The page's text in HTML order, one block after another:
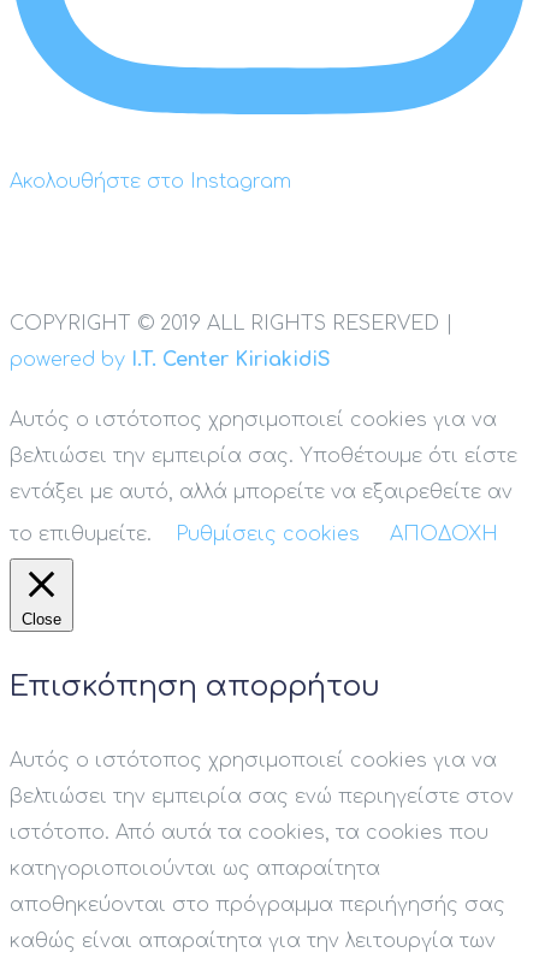
Ακολουθήστε στο Instagram
COPYRIGHT © 2019 ALL RIGHTS RESERVED |
powered by I.T. Center KiriakidiS
Αυτός ο ιστότοπος χρησιμοποιεί cookies για να
βελτιώσει την εμπειρία σας. Υποθέτουμε ότι είστε
εντάξει με αυτό, αλλά μπορείτε να εξαιρεθείτε αν
το επιθυμείτε.
Ρυθμίσεις cookies ΑΠΟΔΟΧΗ
Close
Επισκόπηση απορρήτου
Αυτός ο ιστότοπος χρησιμοποιεί cookies για να
βελτιώσει την εμπειρία σας ενώ περιηγείστε στον
ιστότοπο. Από αυτά τα cookies, τα cookies που
κατηγοριοποιούνται ως απαραίτητα
αποθηκεύονται στο πρόγραμμα περιήγησής σας
καθώς είναι απαραίτητα για την λειτουργία των